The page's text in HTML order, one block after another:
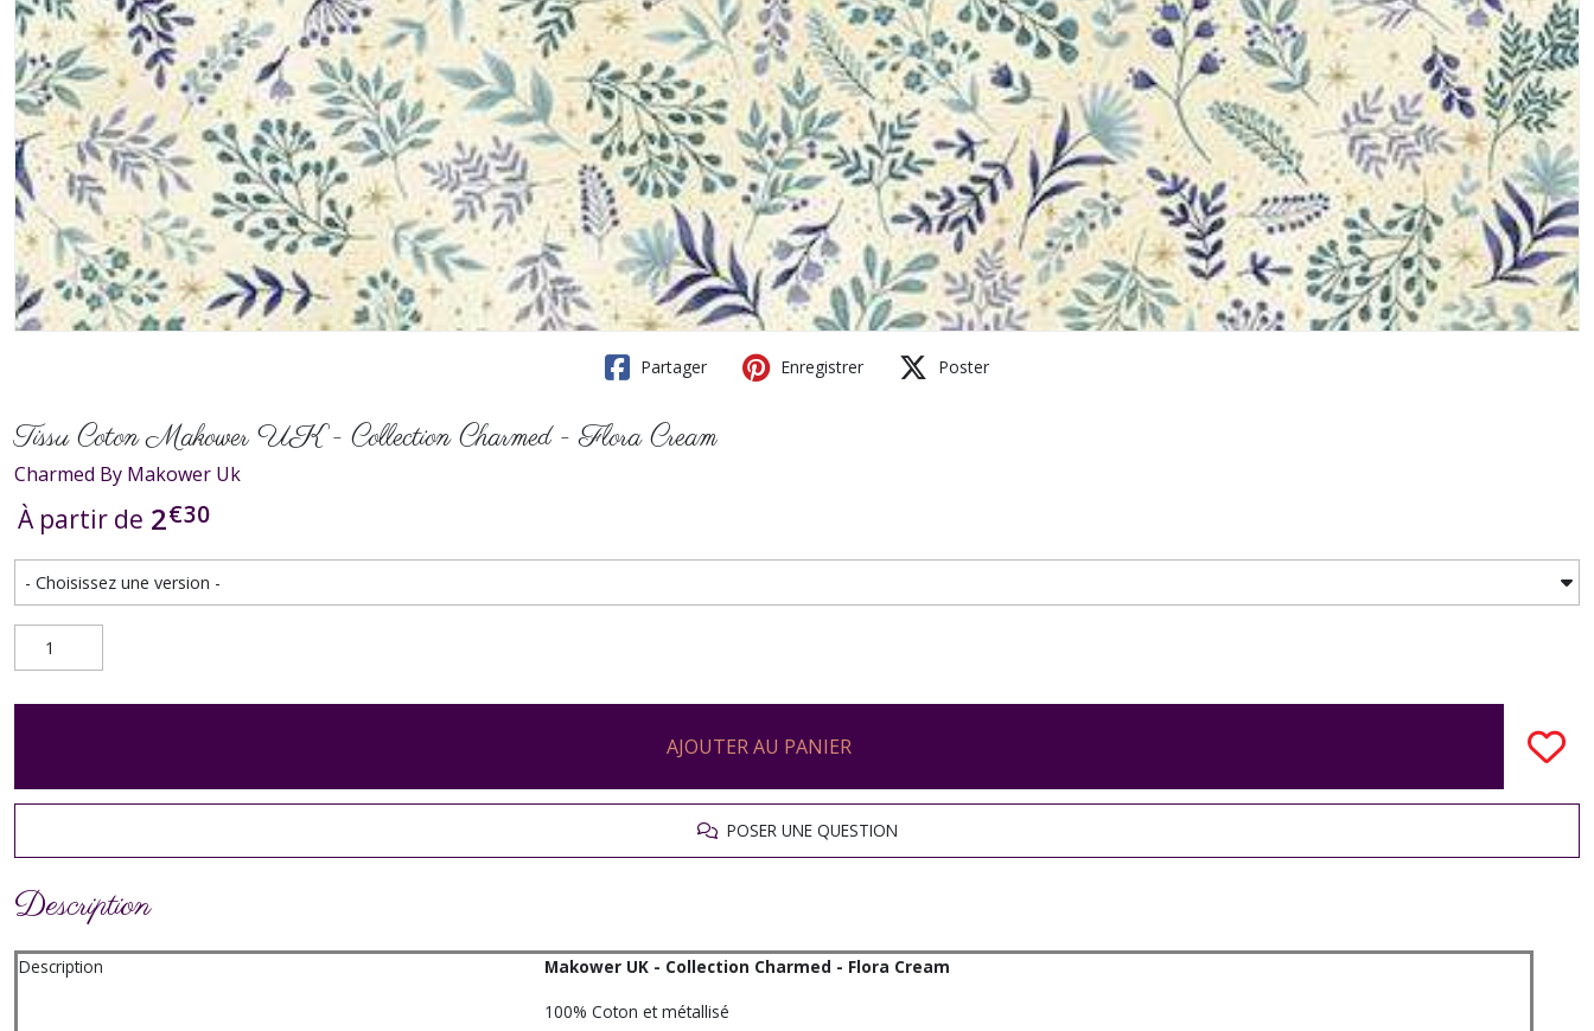
Partager Enregistrer Poster
Tissu Coton Makower UK - Collection Charmed - Flora Cream
Charmed By Makower Uk
À partir de 2€30
AJOUTER AU PANIER
POSER UNE QUESTION
Description
Description
Makower UK - Collection Charmed - Flora Cream
100% Coton et métallisé